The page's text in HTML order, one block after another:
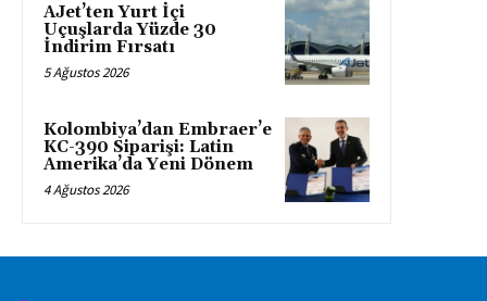
AJet’ten Yurt İçi
Uçuşlarda Yüzde 30
İndirim Fırsatı
5 Ağustos 2026
Kolombiya’dan Embraer’e
KC-390 Siparişi: Latin
Amerika’da Yeni Dönem
4 Ağustos 2026